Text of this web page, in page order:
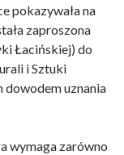
pokazywała na
zaproszona
Łacińskiej) do
i Sztuki
dowodem uznania
wymaga zarówno